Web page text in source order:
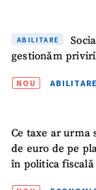
ABILITARE
gestionăm
NOU ABILITARE
Ce taxe ar urma
de euro de pe
în politica
Link